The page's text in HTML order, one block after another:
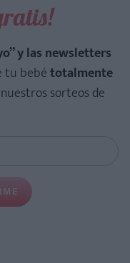
y las newsletters
tu bebétotalmente
sorteos de